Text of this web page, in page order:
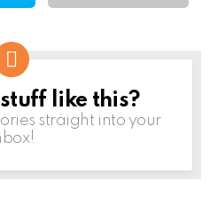
like this?
straight into your